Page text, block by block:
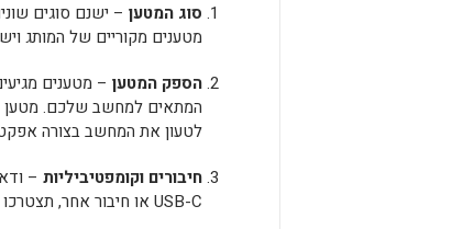
סוג המטען – ישנם סוגים
מטענים מקוריים של המותג
הספק המטען – מטענים
המתאים למחשב שלכם. מטען
לטעון את המחשב בצורה
חיבורים וקומפטיביליות –
USB-C או חיבור אחר, תצטרכו לבחור במטען שתומך בסוג החיבור הזה.